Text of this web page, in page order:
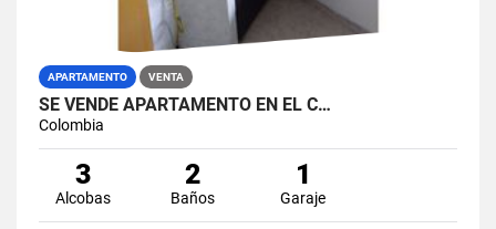
APARTAMENTO VENTA
SE VENDE APARTAMENTO EN EL C…
Colombia
3
Alcobas
2
Baños
1
Garaje